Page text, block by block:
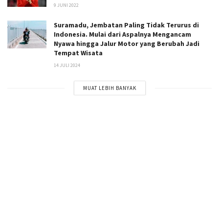
9 JUNI 2022
Suramadu, Jembatan Paling Tidak Terurus di
Indonesia. Mulai dari Aspalnya Mengancam
Nyawa hingga Jalur Motor yang Berubah Jadi
Tempat Wisata
14 JULI 2024
MUAT LEBIH BANYAK